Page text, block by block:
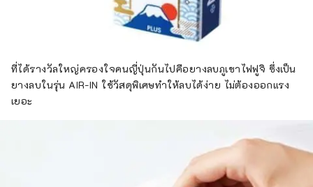
ที่ได้รางวัลใหญ่ครองใจคนญี่ปุ่นกันไปคือยางลบภูเขาไฟฟูจิ ซึ่งเป็น
ยางลบในรุ่น AIR-IN ใช้วัสดุพิเศษทำให้ลบได้ง่าย ไม่ต้องออกแรง
เยอะ